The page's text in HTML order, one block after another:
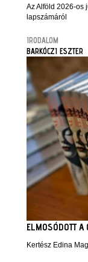
Az Alföld 2026-os
lapszámáról
IRODALOM
BARKÓCZI ESZTER
ELMOSÓDOTT
Kertész Edina